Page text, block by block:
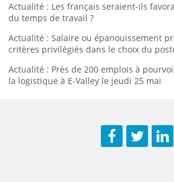
Actualité : Les français seraient-ils
du temps de travail ?
Actualité : Salaire ou épanouissement
critères privilégiés dans le choix du
Actualité : Près de 200 emplois à
la logistique à E-Valley le jeudi 25 mai